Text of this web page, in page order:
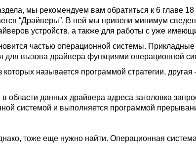
мы рекомендуем вам обратиться к 6 главе 18
“Драйверы”. В ней мы привели минимум
устройств, а также для работы с уже
частью операционной системы.
для вызова драйвера функциями операционной
называется программой стратегии,
области данных драйвера адреса заголовка
системой и выполняется программой
тоже еще нужно найти. Операционная